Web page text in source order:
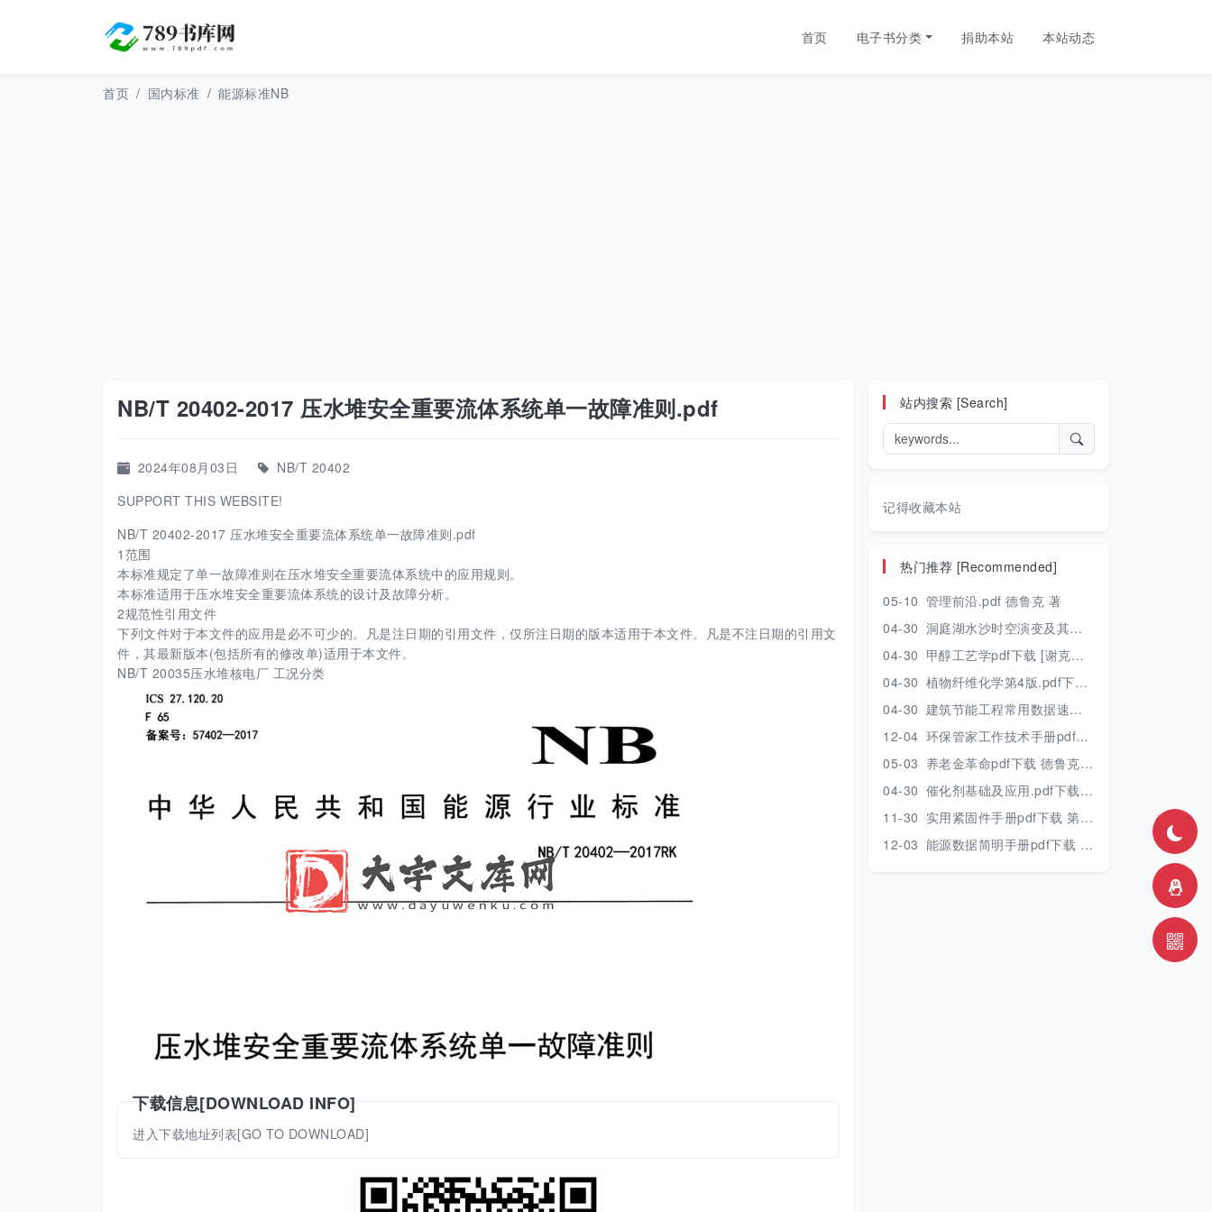
首页 电子书分类 捐助本站 本站动态
首页 国内标准 能源标准NB
NB/T 20402-2017 压水堆安全重要流体系统单一故障准则.pdf
2024年08月03日
NB/T 20402
SUPPORT THIS WEBSITE!
NB/T 20402-2017 压水堆安全重要流体系统单一故障准则.pdf
1范围
本标准规定了单一故障准则在压水堆安全重要流体系统中的应用规则。
本标准适用于压水堆安全重要流体系统的设计及故障分析。
2规范性引用文件
下列文件对于本文件的应用是必不可少的。凡是注日期的引用文件，仅所注日期的版本适用于本文件。凡是不注日期的引用文
件，其最新版本(包括所有的修改单)适用于本文件。
NB/T 20035压水堆核电厂 工况分类
下载信息[DOWNLOAD INFO]
进入下载地址列表[GO TO DOWNLOAD]
站内搜索 [Search]
记得收藏本站
热门推荐 [Recommended]
05-10 管理前沿.pdf 德鲁克 著
04-30 洞庭湖水沙时空演变及其对水资源安全的影响研究.pdf 胡光伟 著 2017年版
04-30 甲醇工艺学pdf下载 [谢克昌 房鼎业主编] 2010年版
04-30 植物纤维化学第4版.pdf下载 [裴继诚主编] 2012年版
04-30 建筑节能工程常用数据速查手册.pdf下载 [陈慢勤著] 2010年版
12-04 环保管家工作技术手册pdf下载 2019年版
05-03 养老金革命pdf下载 德鲁克 著
04-30 催化剂基础及应用.pdf下载 [季生福 张谦温 赵彬侠编] 2011年版
11-30 实用紧固件手册pdf下载 第三版 2018年版
12-03 能源数据简明手册pdf下载 2017版